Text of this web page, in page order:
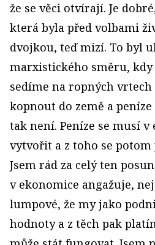
že se věci otvírají. Je
která byla před volbami
dvojkou, teď mizí. To byl
marxistického směru, kdy
sedíme na ropných
kopnout do země a
tak není. Peníze se musí
vytvořit a z toho se potom
Jsem rád za celý ten
v ekonomice angažuje,
lumpové, že my jako
hodnoty a z těch pak